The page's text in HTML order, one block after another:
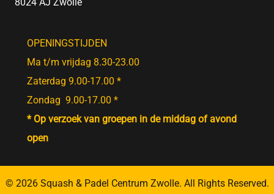
OPENINGSTIJDEN
Ma t/m vrijdag 8.30-23.00
Zaterdag 9.00-17.00 *
Zondag 9.00-17.00 *
* Op verzoek van groepen in de middag of avond
open
© 2026 Squash & Padel Centrum Zwolle. All Rights Reserved.